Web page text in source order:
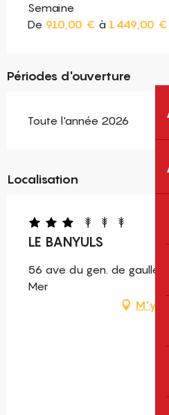
Semaine
De 910,00 € à 1 449,00 €
Périodes d'ouverture
Toute l'année 2026
Localisation
LE BANYULS
56 ave du gen. de gaulle,
Mer
M'y